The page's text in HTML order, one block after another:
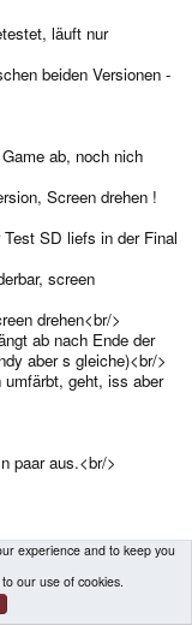
läuft nur
beiden Versionen -
ab, noch nich
Screen drehen !
SD liefs in der Final
screen
drehen<br/>
ab nach Ende der
aber s gleiche)<br/>
geht, iss aber
paar aus.<br/>
experience and to keep you
our use of cookies.